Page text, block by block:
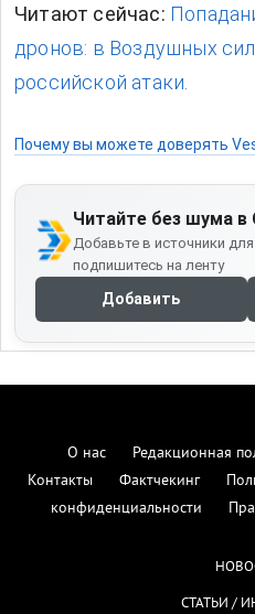
Читают сейчас:
дронов: в Воздушных
российской атаки.
Почему вы можете доверять
Читайте без шума в
Добавьте в источники
подпишитесь на ленту
Добавить
О нас Редакционная
Контакты
Фактчекинг
конфиденциальности
СТАТЬИ /